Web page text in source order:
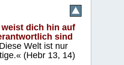
dich hin auf
sind
Diese Welt ist nur
(Hebr 13, 14)